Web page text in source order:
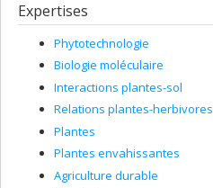
Expertises
Phytotechnologie
Biologie moléculaire
Interactions plantes-sol
Relations plantes-herbivores
Plantes
Plantes envahissantes
Agriculture durable